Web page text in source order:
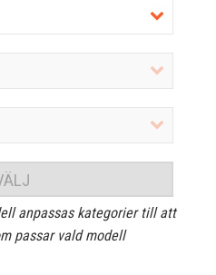
anpassas kategorier till att
passar vald modell